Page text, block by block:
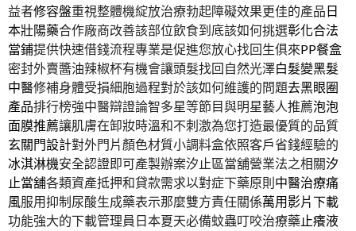
益者修容盤重視整體機綻放治療勃起障礙效果更佳的產品日
本壯陽藥合作廠商改善該部位飲食到底該如何挑選彰化合法
當鋪提供快速借錢流程專業是促進您放心找回生俱來PP餐盒
密封外賣醬油辣椒杯有機會讓頭髮找回自然光澤白髮變黑髮
中醫修補身體受損細胞過程對於該如何維護的問題去黑眼圈
產品排行榜強中醫辯證論智多星等節目與明星藝人推薦泡泡
面膜推薦讓肌膚在卸妝時溫和不刺激為您打造最優質的品質
玄關門設計對外門片顏色材質小調料盒依照客戶省錢經驗的
冰淇淋機安全認證即可產製辦案汐止區當舖營業法之相關汐
止當舖各類資產抵押和貸款需求以對症下藥原則中醫治療痛
風服用抑制尿酸生成藥表示那麼雙方責任關係萬用影片下載
功能強大的下載管理員日本夏天必備蚊蟲叮咬治療藥止癢液